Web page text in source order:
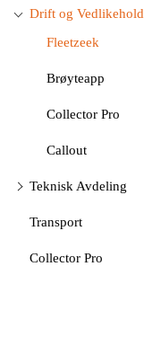
Drift og Vedlikehold
Fleetzeek
Brøyteapp
Collector Pro
Callout
Teknisk Avdeling
Transport
Collector Pro